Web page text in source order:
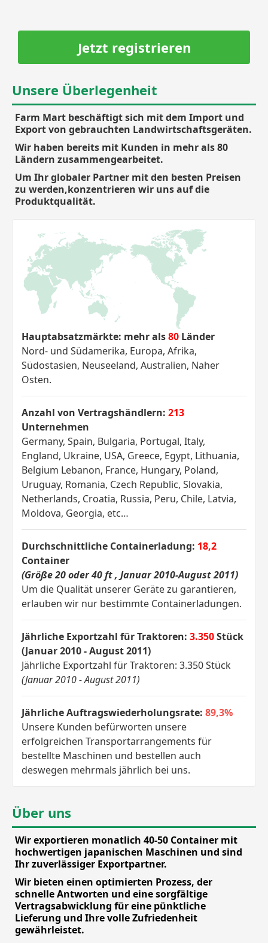
Jetzt registrieren
Unsere Überlegenheit
Farm Mart beschäftigt sich mit dem Import und
Export von gebrauchten Landwirtschaftsgeräten.
Wir haben bereits mit Kunden in mehr als 80
Ländern zusammengearbeitet.
Um Ihr globaler Partner mit den besten Preisen
zu werden,konzentrieren wir uns auf die
Produktqualität.
Hauptabsatzmärkte: mehr als80 Länder
Nord- und Südamerika, Europa, Afrika,
Südostasien, Neuseeland, Australien, Naher
Osten.
Anzahl von Vertragshändlern: 213
Unternehmen
Germany, Spain, Bulgaria, Portugal, Italy,
England, Ukraine, USA, Greece, Egypt, Lithuania,
Belgium Lebanon, France, Hungary, Poland,
Uruguay, Romania, Czech Republic, Slovakia,
Netherlands, Croatia, Russia, Peru, Chile, Latvia,
Moldova, Georgia, etc…
Durchschnittliche Containerladung: 18,2
Container
(Größe 20 oder 40 ft , Januar 2010-August 2011)
Um die Qualität unserer Geräte zu garantieren,
erlauben wir nur bestimmte Containerladungen.
Jährliche Exportzahl für Traktoren: 3.350Stück
(Januar 2010 - August 2011)
Jährliche Exportzahl für Traktoren: 3.350Stück
(Januar 2010 - August 2011)
Jährliche Auftragswiederholungsrate: 89,3%
Unsere Kunden befürworten unsere
erfolgreichen Transportarrangements für
bestellte Maschinen und bestellen auch
deswegen mehrmals jährlich bei uns.
Über uns
Wir exportieren monatlich 40-50 Container mit
hochwertigen japanischen Maschinen und sind
Ihr zuverlässiger Exportpartner.
Wir bieten einen optimierten Prozess, der
schnelle Antworten und eine sorgfältige
Vertragsabwicklung für eine pünktliche
Lieferung und Ihre volle Zufriedenheit
gewährleistet.